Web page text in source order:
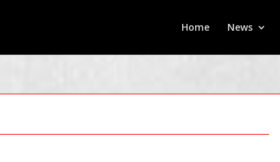
Home News